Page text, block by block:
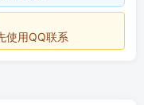
用QQ联系